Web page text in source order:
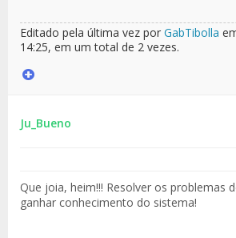
Editado pela última vez por GabTibolla
14:25, em um total de 2 vezes.
Ju_Bueno
Que joia, heim!!! Resolver os problemas
ganhar conhecimento do sistema!